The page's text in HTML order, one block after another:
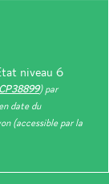
niveau 6
) par
date du
(accessible par la